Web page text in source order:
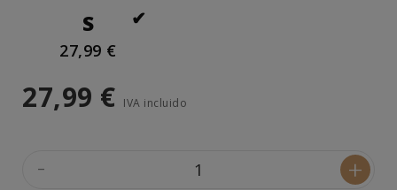
S
27,99 €
27,99 € IVA incluido
- +